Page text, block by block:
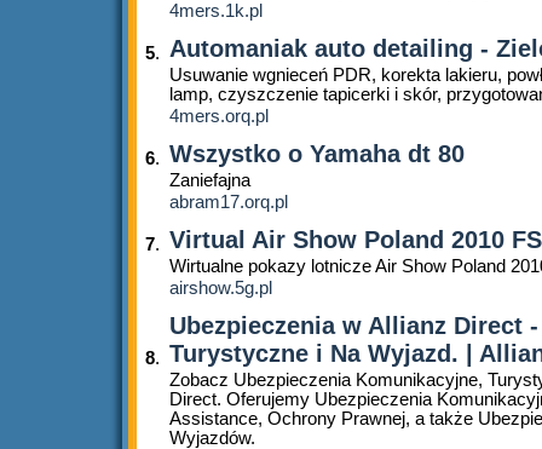
4mers.1k.pl
5. Automaniak auto detailing -
Usuwanie wgnieceń PDR, korekta lakieru,
lamp, czyszczenie tapicerki i skór,
4mers.orq.pl
6. Wszystko o Yamaha dt 80
Zaniefajna
abram17.orq.pl
7. Virtual Air Show Poland 2010
Wirtualne pokazy lotnicze Air Show Poland
airshow.5g.pl
8.
Ubezpieczenia w Allianz Direct
Turystyczne i Na Wyjazd. |
Zobacz Ubezpieczenia Komunikacyjne,
Direct. Oferujemy Ubezpieczenia
Assistance, Ochrony Prawnej, a także
Wyjazdów.